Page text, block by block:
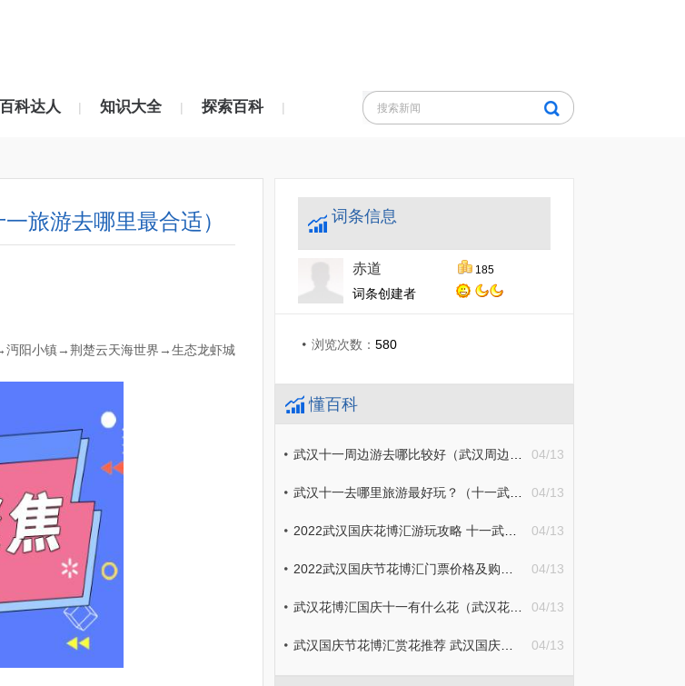
百科达人 | 知识大全 | 探索百科 |
旅游去哪里最合适）
阳小镇→荆楚云天海世界→生态龙虾城
词条信息
赤道 185
词条创建者
浏览次数： 580
懂百科
04/13
武汉十一周边游去哪比较好（武汉周边十一旅游去哪里最合适）
04/13
武汉十一去哪里旅游最好玩？（十一武汉周边去哪里旅游最好玩）
04/13
2022武汉国庆花博汇游玩攻略 十一武汉花博会游玩攻略
04/13
2022武汉国庆节花博汇门票价格及购票入口
04/13
武汉花博汇国庆十一有什么花（武汉花博汇国庆活动）
04/13
武汉国庆节花博汇赏花推荐 武汉国庆花博会